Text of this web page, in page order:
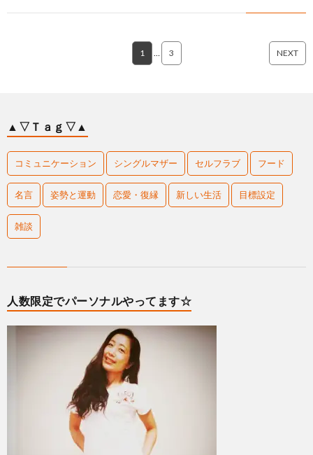
1 … 3 NEXT
▲▽Ｔａｇ▽▲
コミュニケーション シングルマザー セルフラブ フード
名言 姿勢と運動 恋愛・復縁 新しい生活 目標設定
雑談
人数限定でパーソナルやってます☆